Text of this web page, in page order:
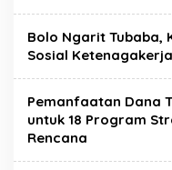
Bolo Ngarit Tubaba,
Sosial
Pemanfaatan Dana
untuk 18 Program
Rencana